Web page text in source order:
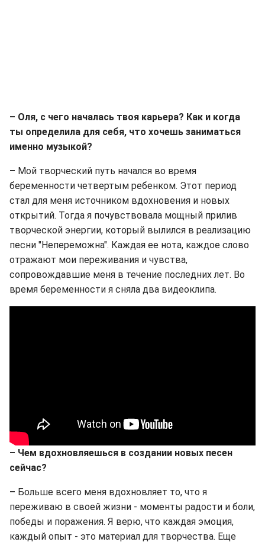
– Оля, с чего началась твоя карьера? Как и когда
ты определила для себя, что хочешь заниматься
именно музыкой?
– Мой творческий путь начался во время
беременности четвертым ребенком. Этот период
стал для меня источником вдохновения и новых
открытий. Тогда я почувствовала мощный прилив
творческой энергии, который вылился в реализацию
песни "Непереможна". Каждая ее нота, каждое слово
отражают мои переживания и чувства,
сопровождавшие меня в течение последних лет. Во
время беременности я сняла два видеоклипа.
– Чем вдохновляешься в создании новых песен
сейчас?
– Больше всего меня вдохновляет то, что я
переживаю в своей жизни - моменты радости и боли,
победы и поражения. Я верю, что каждая эмоция,
каждый опыт - это материал для творчества. Еще